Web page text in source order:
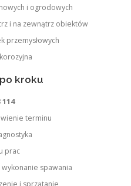
i ogrodowych
i na zewnątrz obiektów
przemysłowych
kroku
114
terminu
prac
spawania